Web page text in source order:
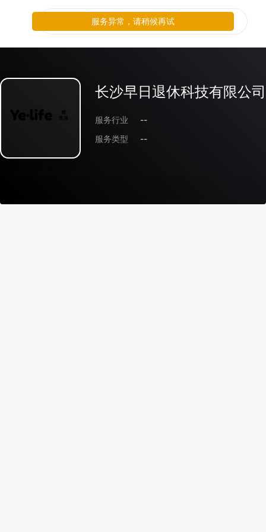
长沙早日退休科技有限公司
服务行业
--
服务类型
--
服务异常，请稍候再试